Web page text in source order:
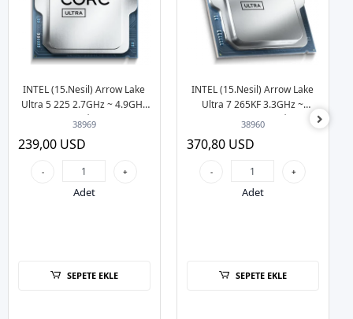
INTEL (15.Nesil) Arrow Lake
Ultra 5 225 2.7GHz ~ 4.9GHz
22MB 1851p İşlemci Tray
38969
239,00 USD
- +
Adet
SEPETE EKLE
INTEL (15.Nesil) Arrow Lake
Ultra 7 265KF 3.3GHz ~
5.5GHz 36MB 1851p İşlemci
38960
370,80 USD
- +
Adet
SEPETE EKLE